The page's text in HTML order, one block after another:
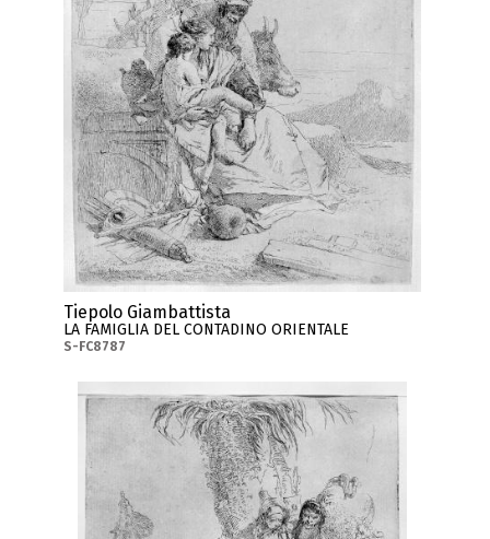
Tiepolo Giambattista
LA FAMIGLIA DEL CONTADINO ORIENTALE
S-FC8787